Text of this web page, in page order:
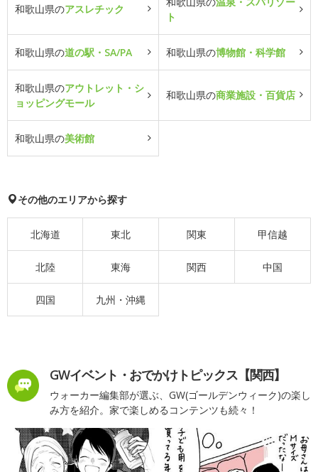
和歌山県のアスレチック
ト
和歌山県の道の駅・SA/PA 和歌山県の博物館・科学館
和歌山県のアウトレット・シ
ョッピングモール
和歌山県の商業施設・百貨店
和歌山県の美術館
その他のエリアから探す
北海道 東北 関東 甲信越
北陸 東海 関西 中国
四国 九州・沖縄
GWイベント・おでかけトピックス【関西】
ウォーカー編集部が選ぶ、GW(ゴールデンウィーク)の楽し
み方を紹介。家で楽しめるコンテンツも続々！